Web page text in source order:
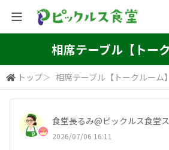
全体検索相席テーブル【トーク
トップ＞ 相席テーブル【トークルーム】
食堂長るみ@ピックルス食堂
2026/07/06 16:11